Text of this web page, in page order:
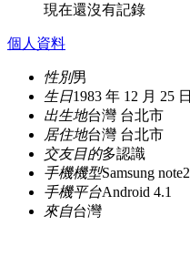
現在還沒有記錄
個人資料
性別男
生日1983 年 12 月 25 日
出生地台灣 台北市
居住地台灣 台北市
交友目的多認識
手機機型Samsung note2
手機平台Android 4.1
來自台灣